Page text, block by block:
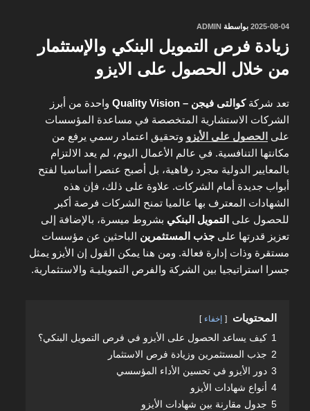
نُشر
2025-08-04 بواسطة ADMIN
زيادة فرص التمويل البنكي والإستثمار
من خلال الحصول على الايزو
تعد شركةكوالتى فيجن – Quality Vision
واحدة من أبرز
الشركات الاستشارية المتخصصة في مساعدة المؤسسات
على الحصول على الأيزو وتحقيق اعتماد رسمي يرفع من
مكانتها التنافسية. في عالم الأعمال اليوم، لم يعد الالتزام
بالمعايير الدولية مجرد رفاهية، بل أصبح عنصرا أساسيا لفتح
أبواب جديدة أمام الشركات. علاوة على ذلك، فإن هذه
الشهادات المعترف بها عالميا تمنح الشركات فرصة أكبر
للحصول على التمويل البنكي بشروط ميسرة، بالإضافة إلى
تعزيز قدرتها على جذب المستثمرين الباحثين عن مؤسسات
مستقرة وذات إدارة فعالة. ومن هنا يمكن القول إن الأيزو يمثل
جسرا استراتيجيا بين الشركة والفرص التمويليـة والاستثمارية.
المحتويات إخفاء
1 كيف يساعد الحصول على الأيزو في فرص التمويل البنكي؟
2 جذب المستثمرين وزيادة فرص الاستثمار
3 دور الأيزو في تحسين الأداء المؤسسي
4 أنواع شهادات الأيزو
5 جدول مقارنة بين شهادات الأيزو